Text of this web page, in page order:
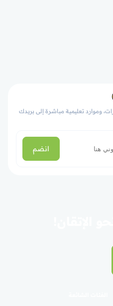
وموارد تعليمية مباشرة إلى بريدك
انضم